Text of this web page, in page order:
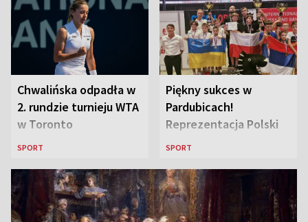
Chwalińska odpadła w
2. rundzie turnieju WTA
w Toronto
SPORT
Piękny sukces w
Pardubicach!
Reprezentacja Polski
wygrywa Drużynowe
szachach do lat 12
SPORT